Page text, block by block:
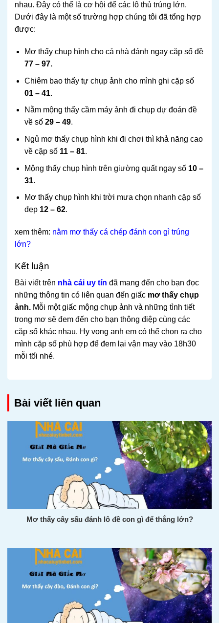
nhau. Đây có thể là cơ hội để các lô thủ trúng lớn.
Dưới đây là một số trường hợp chúng tôi đã tổng hợp
được:
Mơ thấy chụp hình cho cả nhà đánh ngay cặp số đề
77 – 97.
Chiêm bao thấy tự chụp ảnh cho mình ghi cặp số
01 – 41.
Nằm mộng thấy cầm máy ảnh đi chụp dự đoán đề
về số 29 – 49.
Ngủ mơ thấy chụp hình khi đi chơi thì khả năng cao
về cặp số 11 – 81.
Mộng thấy chụp hình trên giường quất ngay số 10 –
31.
Mơ thấy chụp hình khi trời mưa chọn nhanh cặp số
đẹp 12 – 62.
xem thêm: nằm mơ thấy cá chép đánh con gì trúng
lớn?
Kết luận
Bài viết trên nhà cái uy tín đã mang đến cho bạn đọc
những thông tin có liên quan đến giấc mơ thấy chụp
ảnh. Mỗi một giấc mộng chụp ảnh và những tình tiết
trong mơ sẽ đem đến cho bạn thông điệp cùng các
cặp số khác nhau. Hy vọng anh em có thể chọn ra cho
mình cặp số phù hợp để đem lại vận may vào 18h30
mỗi tối nhé.
Bài viết liên quan
Mơ thấy cây sấu đánh lô đề con gì để thắng lớn?